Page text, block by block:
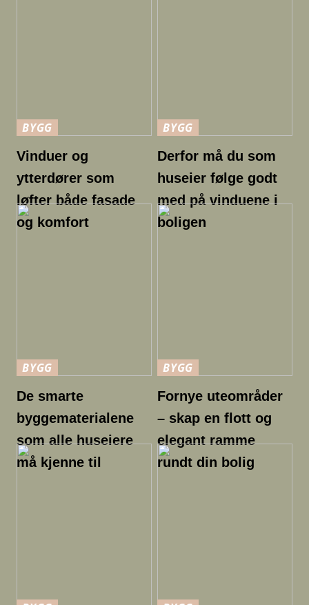
BYGG
Vinduer og
ytterdører som
løfter både fasade
og komfort
BYGG
Derfor må du som
huseier følge godt
med på vinduene i
boligen
BYGG
De smarte
byggematerialene
som alle huseiere
må kjenne til
BYGG
Fornye uteområder
– skap en flott og
elegant ramme
rundt din bolig